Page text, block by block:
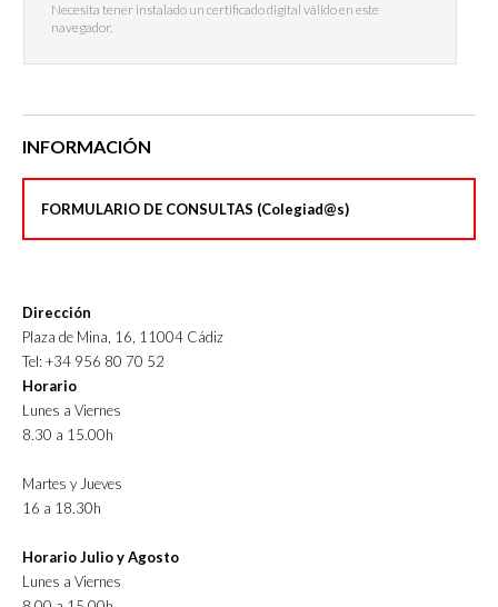
Necesita tener instalado un certificado digital válido en este
navegador.
INFORMACIÓN
FORMULARIO DE CONSULTAS (Colegiad@s)
Dirección
Plaza de Mina, 16, 11004 Cádiz
Tel: +34 956 80 70 52
Horario
Lunes a Viernes
8.30 a 15.00h
Martes y Jueves
16 a 18.30h
Horario Julio y Agosto
Lunes a Viernes